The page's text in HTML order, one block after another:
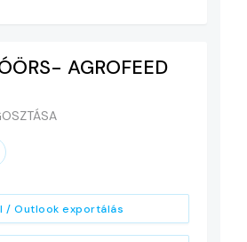
AGROFEED
/ Outlook exportálás